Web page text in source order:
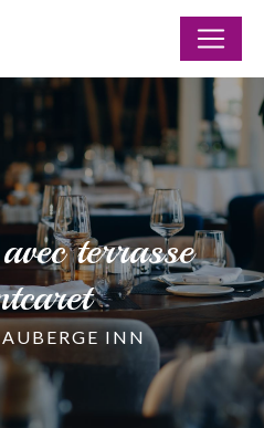
terrasse
INN